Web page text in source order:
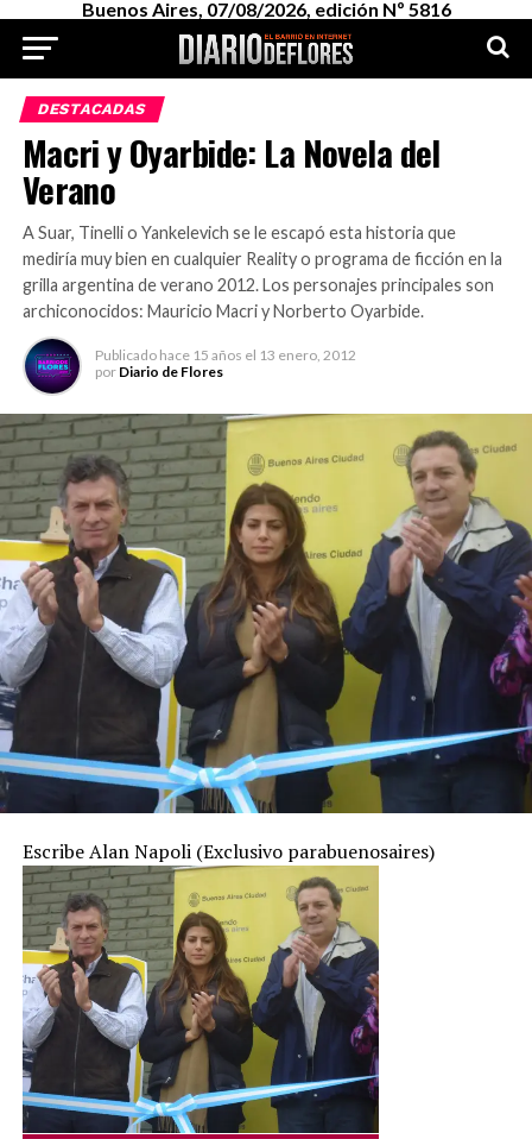
Buenos Aires, 07/08/2026, edición Nº 5816
DESTACADAS
Macri y Oyarbide: La Novela del
Verano
A Suar, Tinelli o Yankelevich se le escapó esta historia que
mediría muy bien en cualquier Reality o programa de ficción en la
grilla argentina de verano 2012. Los personajes principales son
archiconocidos: Mauricio Macri y Norberto Oyarbide.
Publicado hace 15 años el 13 enero, 2012
por Diario de Flores
Escribe Alan Napoli (Exclusivo parabuenosaires)